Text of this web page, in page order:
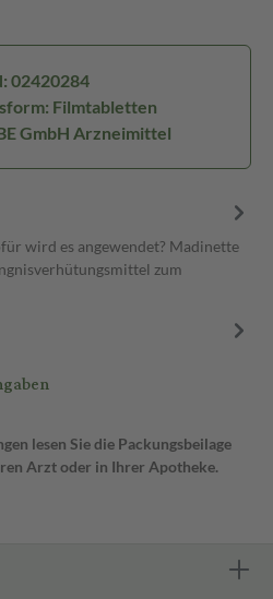
02420284
Filmtabletten
GmbH Arzneimittel
wird es angewendet? Madinette
zum
lesen Sie die Packungsbeilage
Arzt oder in Ihrer Apotheke.